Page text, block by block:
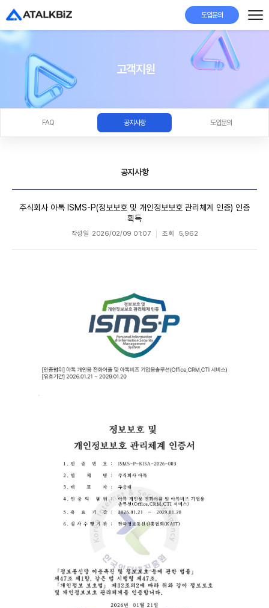
도입문의
고객지원
FAQ 공지사항 도입문의
공지사항
주식회사 아톡 ISMS-P(정보보호 및 개인정보보호 관리체계 인증) 인증
획득
작성일 2026/02/09 01:07 조회 5,962